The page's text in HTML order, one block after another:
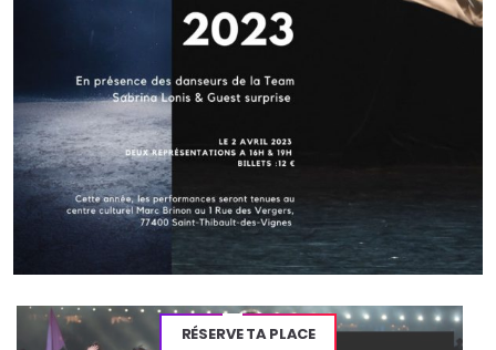
l’article
Article précédent
Sabrina Lonis et ses élèves récompensés
pendant les concours 2018
RÉSERVE TA PLACE